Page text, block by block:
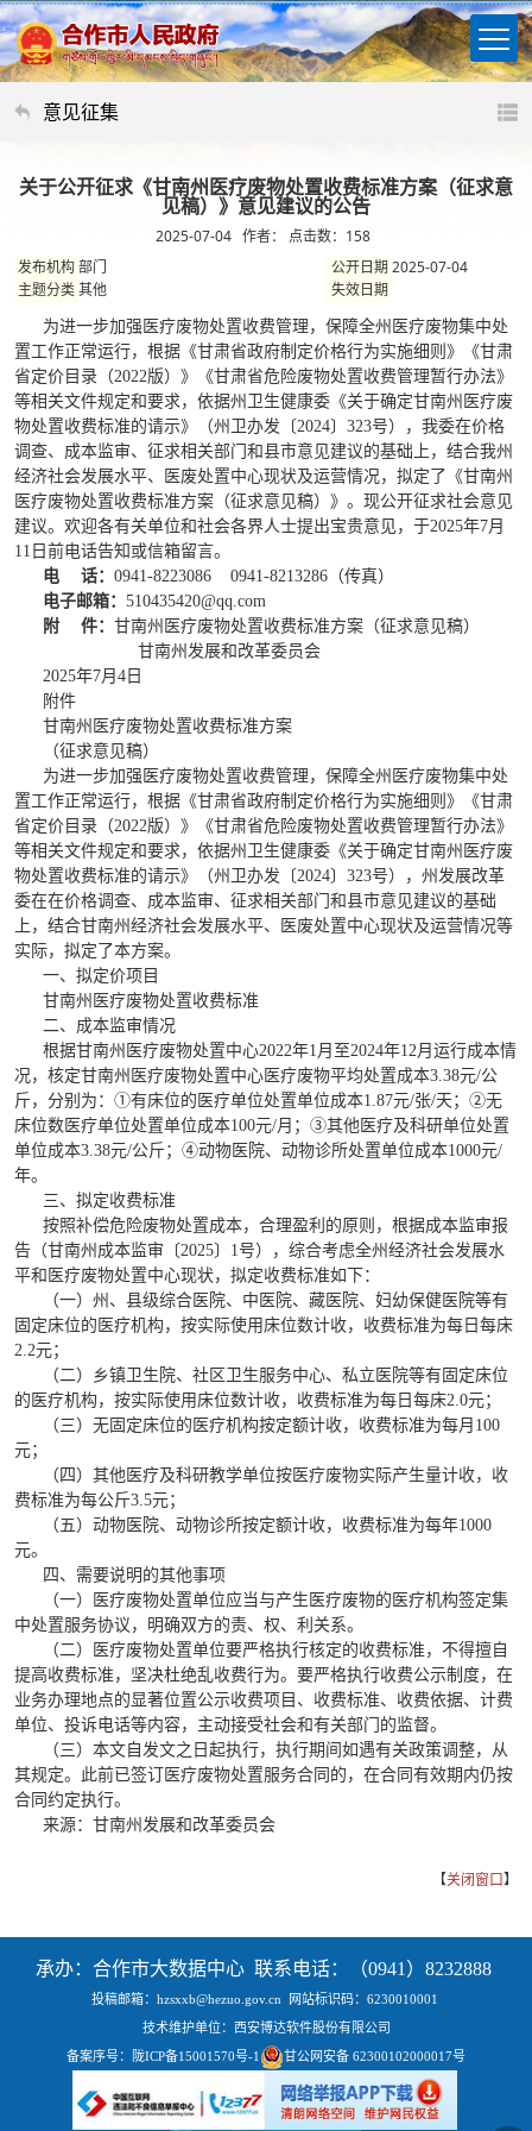
意见征集
关于公开征求《甘南州医疗废物处置收费标准方案（征求意
见稿）》意见建议的公告
2025-07-04 作者： 点击数： 158
发布机构 部门 公开日期 2025-07-04
主题分类 其他 失效日期
为进一步加强医疗废物处置收费管理，保障全州医疗废物集中处
置工作正常运行，根据《甘肃省政府制定价格行为实施细则》《甘肃
省定价目录（2022版）》《甘肃省危险废物处置收费管理暂行办法》
等相关文件规定和要求，依据州卫生健康委《关于确定甘南州医疗废
物处置收费标准的请示》（州卫办发〔2024〕323号），我委在价格
调查、成本监审、征求相关部门和县市意见建议的基础上，结合我州
经济社会发展水平、医废处置中心现状及运营情况，拟定了《甘南州
医疗废物处置收费标准方案（征求意见稿）》。现公开征求社会意见
建议。欢迎各有关单位和社会各界人士提出宝贵意见，于2025年7月
11日前电话告知或信箱留言。
电
话： 0941-8223086 0941-8213286（传真）
电子邮箱： 510435420@qq.com
附
件： 甘南州医疗废物处置收费标准方案（征求意见稿）
甘南州发展和改革委员会
2025年7月4日
附件
甘南州医疗废物处置收费标准方案
（征求意见稿）
为进一步加强医疗废物处置收费管理，保障全州医疗废物集中处
置工作正常运行，根据《甘肃省政府制定价格行为实施细则》《甘肃
省定价目录（2022版）》《甘肃省危险废物处置收费管理暂行办法》
等相关文件规定和要求，依据州卫生健康委《关于确定甘南州医疗废
物处置收费标准的请示》（州卫办发〔2024〕323号），州发展改革
委在在价格调查、成本监审、征求相关部门和县市意见建议的基础
上，结合甘南州经济社会发展水平、医废处置中心现状及运营情况等
实际，拟定了本方案。
一、拟定价项目
甘南州医疗废物处置收费标准
二、成本监审情况
根据甘南州医疗废物处置中心2022年1月至2024年12月运行成本情
况，核定甘南州医疗废物处置中心医疗废物平均处置成本3.38元/公
斤，分别为： ①有床位的医疗单位处置单位成本1.87元/张/天； ②无
床位数医疗单位处置单位成本100元/月； ③其他医疗及科研单位处置
单位成本3.38元/公斤； ④动物医院、动物诊所处置单位成本1000元/
年。
三、拟定收费标准
按照补偿危险废物处置成本，合理盈利的原则，根据成本监审报
告（甘南州成本监审〔2025〕1号），综合考虑全州经济社会发展水
平和医疗废物处置中心现状，拟定收费标准如下：
（一）州、县级综合医院、中医院、藏医院、妇幼保健医院等有
固定床位的医疗机构，按实际使用床位数计收，收费标准为每日每床
2.2元；
（二）乡镇卫生院、社区卫生服务中心、私立医院等有固定床位
的医疗机构，按实际使用床位数计收，收费标准为每日每床2.0元；
（三）无固定床位的医疗机构按定额计收，收费标准为每月100
元；
（四）其他医疗及科研教学单位按医疗废物实际产生量计收，收
费标准为每公斤3.5元；
（五）动物医院、动物诊所按定额计收，收费标准为每年1000
元。
四、需要说明的其他事项
（一）医疗废物处置单位应当与产生医疗废物的医疗机构签定集
中处置服务协议，明确双方的责、权、利关系。
（二）医疗废物处置单位要严格执行核定的收费标准，不得擅自
提高收费标准，坚决杜绝乱收费行为。要严格执行收费公示制度，在
业务办理地点的显著位置公示收费项目、收费标准、收费依据、计费
单位、投诉电话等内容，主动接受社会和有关部门的监督。
（三）本文自发文之日起执行，执行期间如遇有关政策调整，从
其规定。此前已签订医疗废物处置服务合同的，在合同有效期内仍按
合同约定执行。
来源：甘南州发展和改革委员会
【关闭窗口】
承办：合作市大数据中心 联系电话：（0941）8232888
投稿邮箱：hzsxxb@hezuo.gov.cn
网站标识码：6230010001
技术维护单位：西安博达软件股份有限公司
备案序号：
陇ICP备15001570号-1 甘公网安备 62300102000017号